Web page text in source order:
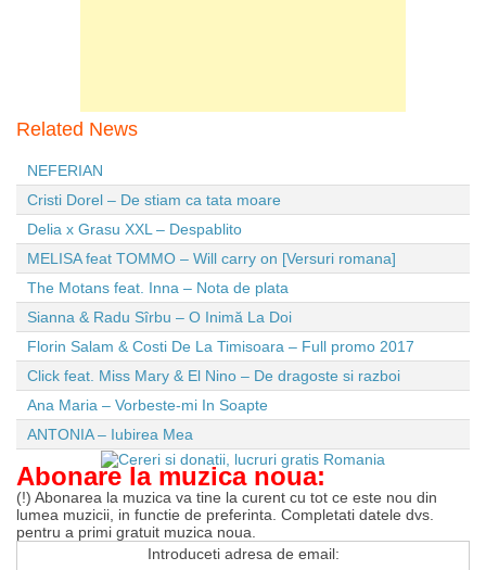
Related News
NEFERIAN
Cristi Dorel – De stiam ca tata moare
Delia x Grasu XXL – Despablito
MELISA feat TOMMO – Will carry on [Versuri romana]
The Motans feat. Inna – Nota de plata
Sianna & Radu Sîrbu – O Inimă La Doi
Florin Salam & Costi De La Timisoara – Full promo 2017
Click feat. Miss Mary & El Nino – De dragoste si razboi
Ana Maria – Vorbeste-mi In Soapte
ANTONIA – Iubirea Mea
Abonare la muzica noua:
(!) Abonarea la muzica va tine la curent cu tot ce este nou din
lumea muzicii, in functie de preferinta. Completati datele dvs.
pentru a primi gratuit muzica noua.
Introduceti adresa de email: